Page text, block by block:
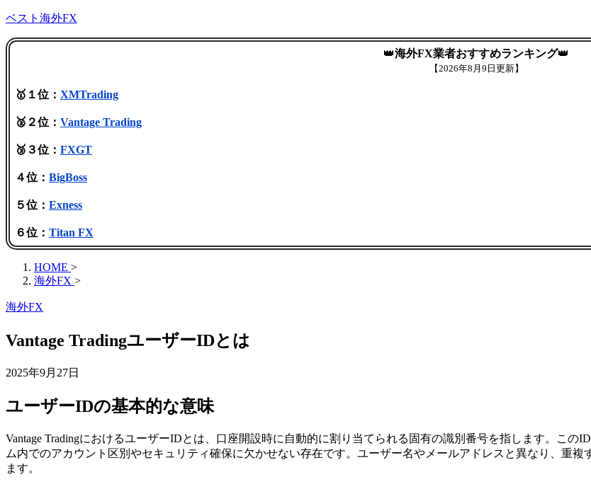
ベスト海外FX
👑海外FX業者おすすめランキング👑
【2026年8月9日更新】
🥇１位： XMTrading
🥈２位： Vantage Trading
🥉３位： FXGT
４位： BigBoss
５位： Exness
６位： Titan FX
HOME >
海外FX >
海外FX
Vantage TradingユーザーIDとは
2025年9月27日
ユーザーIDの基本的な意味
Vantage TradingにおけるユーザーIDとは、口座開設時に自動的に割り当てられる固有の識別番号を指します。こ
ム内でのアカウント区別やセキュリティ確保に欠かせない存在です。ユーザー名やメールアドレスと異なり、重
ます。